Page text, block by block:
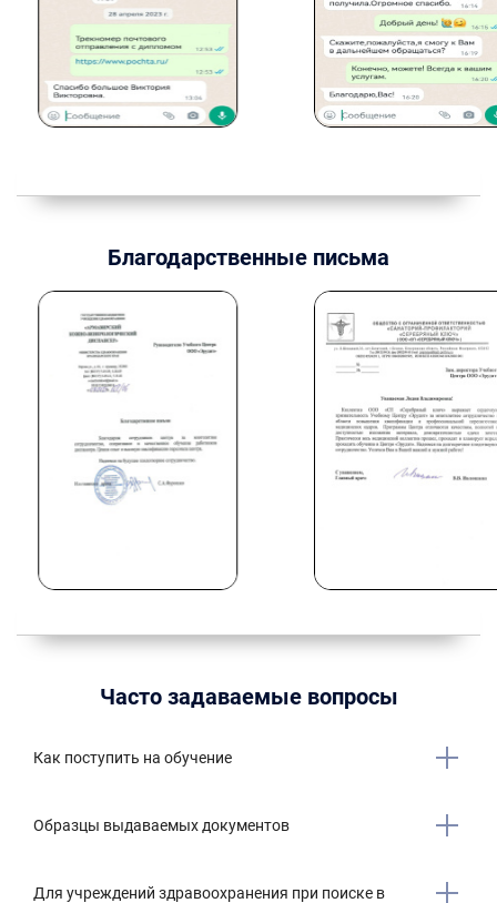
Благодарственные письма
Часто задаваемые вопросы
Как поступить на обучение
Образцы выдаваемых документов
Для учреждений здравоохранения при поиске в